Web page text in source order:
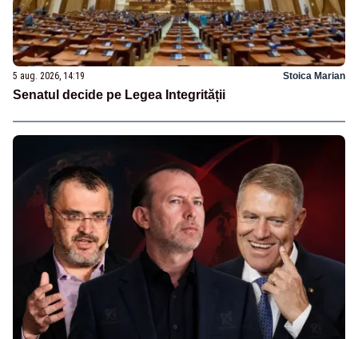
5 aug. 2026, 14:19 Stoica Marian
Senatul decide pe Legea Integrității